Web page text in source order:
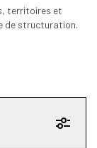
territoires et
de structuration.